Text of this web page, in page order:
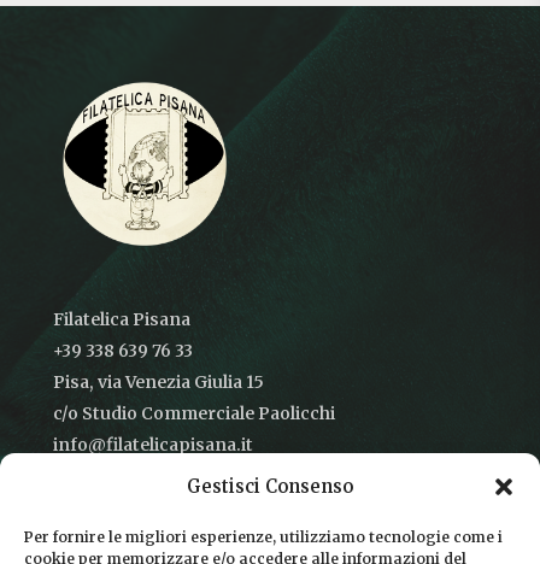
Gestisci Consenso
Per fornire le migliori esperienze, utilizziamo tecnologie come i
cookie per memorizzare e/o accedere alle informazioni del
Filatelica Pisana
+39 338 639 76 33
Pisa, via Venezia Giulia 15
c/o Studio Commerciale Paolicchi
info@filatelicapisana.it